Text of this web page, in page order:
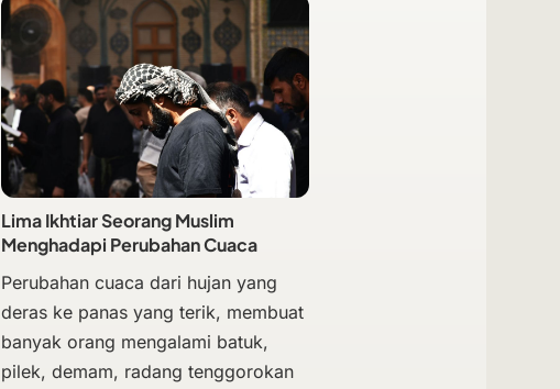
Lima Ikhtiar Seorang Muslim
Menghadapi Perubahan Cuaca
Perubahan cuaca dari hujan yang
deras ke panas yang terik, membuat
banyak orang mengalami batuk,
pilek, demam, radang tenggorokan